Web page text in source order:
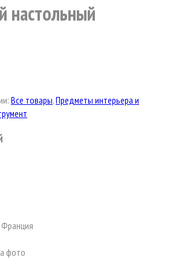
настольный
Все товары,Предметы интерьера и
Франция
фото